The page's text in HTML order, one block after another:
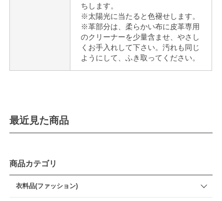
ちします。
※太陽光に当たると色褪せします。
※革部分は、柔らかい布に皮革専用
のクリーナーを少量含ませ、やさし
くお手入れして下さい。汚れも同じ
ようにして、ふき取ってください。
最近見た商品
商品カテゴリ
衣料品(ファッション)